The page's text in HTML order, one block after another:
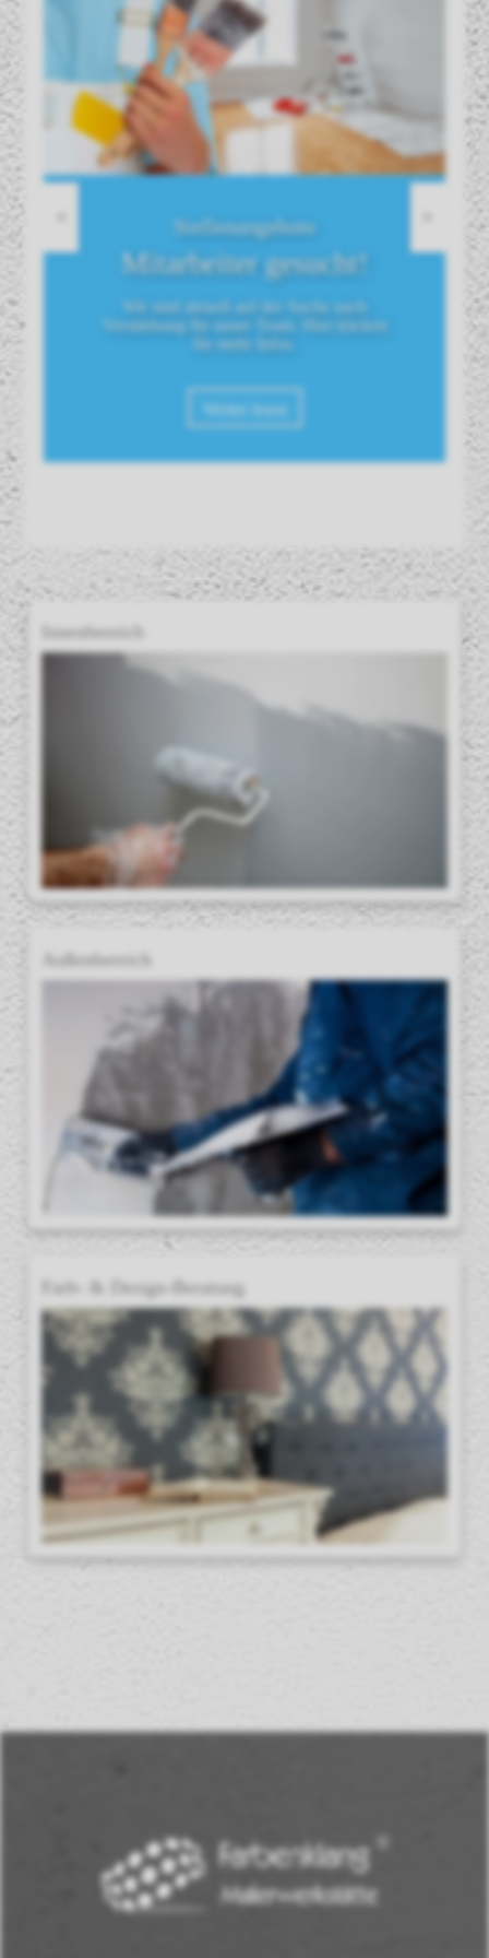
Stellenangebote
Mitarbeiter gesucht!
Wir sind aktuell auf der Suche nach
Verstärkung für unser Team. Hier klicken
für mehr Infos.
Weiter lesen
Innenbereich
Außenbereich
Farb- & Design-Beratung